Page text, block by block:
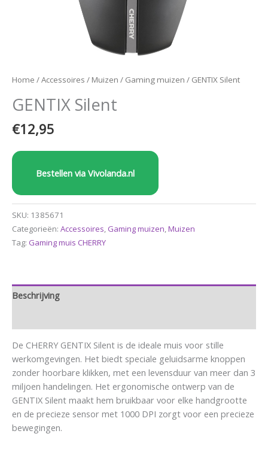
Home /Accessoires / Muizen / Gaming muizen / GENTIX Silent
GENTIX Silent
€12,95
Bestellen via Vivolanda.nl
SKU: 1385671
Categorieën: Accessoires, Gaming muizen,Muizen
Tag: Gaming muis CHERRY
Beschrijving
De CHERRY GENTIX Silent is de ideale muis voor stille
werkomgevingen. Het biedt speciale geluidsarme knoppen
zonder hoorbare klikken, met een levensduur van meer dan 3
miljoen handelingen. Het ergonomische ontwerp van de
GENTIX Silent maakt hem bruikbaar voor elke handgrootte
en de precieze sensor met 1000 DPI zorgt voor een precieze
bewegingen.